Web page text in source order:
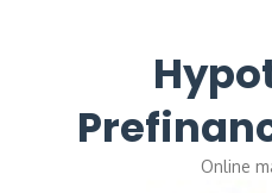
Online